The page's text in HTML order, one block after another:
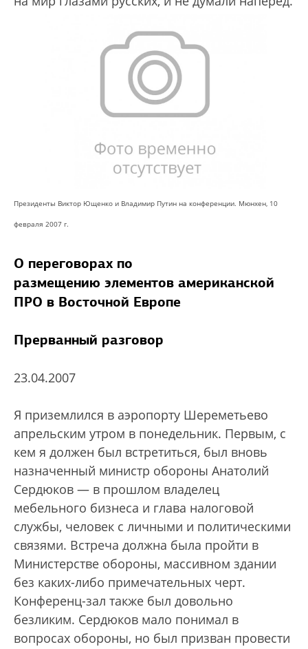
Президенты Виктор Ющенко и Владимир Путин на конференции. Мюнхен, 10
февраля 2007 г.
О переговорах по
размещению элементов американской
ПРО в Восточной Европе
Прерванный разговор
23.04.2007
Я приземлился в аэропорту Шереметьево
апрельским утром в понедельник. Первым, с
кем я должен был встретиться, был вновь
назначенный министр обороны Анатолий
Сердюков — в прошлом владелец
мебельного бизнеса и глава налоговой
службы, человек с личными и политическими
связями. Встреча должна была пройти в
Министерстве обороны, массивном здании
без каких-либо примечательных черт.
Конференц-зал также был довольно
безликим. Сердюков мало понимал в
вопросах обороны, но был призван провести